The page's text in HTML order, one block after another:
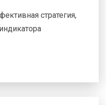
стратегия,